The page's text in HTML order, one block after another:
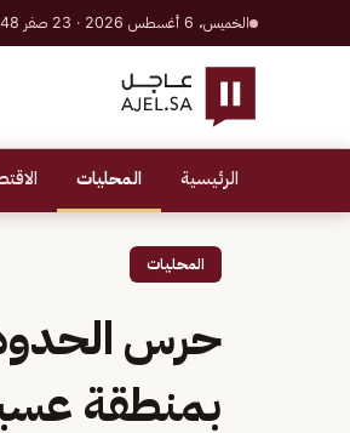
الخميس، 6 أغسطس 2026 · 23 صفر 1448 هـ
الرئيسية المحليات
المحليات
حرس
بمنطقة